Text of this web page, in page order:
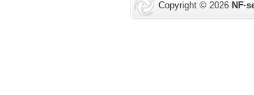
Copyright © 2026 NF·